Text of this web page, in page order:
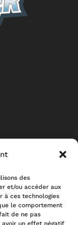
des
et/ou accéder aux
à ces technologies
le comportement
de ne pas
un effet négatif
Ader